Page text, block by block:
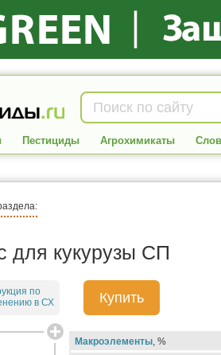
Пестициды Агрохимикаты
для кукурузы СП
по
в СХ
Купить
Макроэлементы, %